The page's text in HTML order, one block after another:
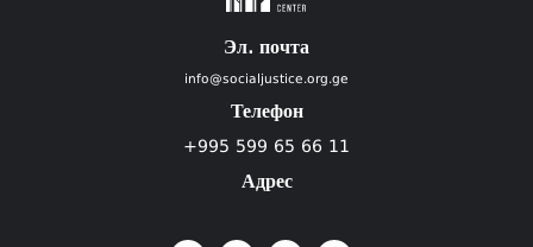
Эл. почта
info@socialjustice.org.ge
Телефон
+995 599 65 66 11
Адрес